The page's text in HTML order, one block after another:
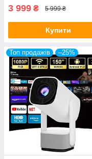
3 999 ₴ 5 999 ₴
Купити
Топ продажів –25%